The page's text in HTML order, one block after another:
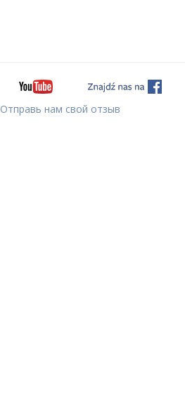
Отправь нам свой отзыв